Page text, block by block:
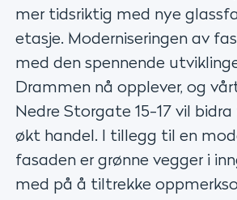
mer tidsriktig med nye
etasje. Moderniseringen av
med den spennende
Drammen nå opplever, og
Nedre Storgate 15-17 vil
økt handel. I tillegg til en
fasaden er grønne vegger i
med på å tiltrekke